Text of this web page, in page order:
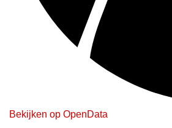
Bekijken op OpenData